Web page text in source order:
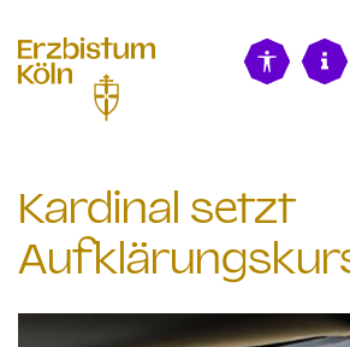
Kardinal setzt